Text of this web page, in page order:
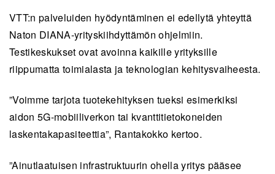
VTT:n palveluiden hyödyntäminen ei edellytä yhteyttä
Naton DIANA-yrityskiihdyttämön ohjelmiin.
Testikeskukset ovat avoinna kaikille yrityksille
riippumatta toimialasta ja teknologian kehitysvaiheesta.
”Voimme tarjota tuotekehityksen tueksi esimerkiksi
aidon 5G-mobiiliverkon tai kvanttitietokoneiden
laskentakapasiteettia”, Rantakokko kertoo.
”Ainutlaatuisen infrastruktuurin ohella yritys pääsee